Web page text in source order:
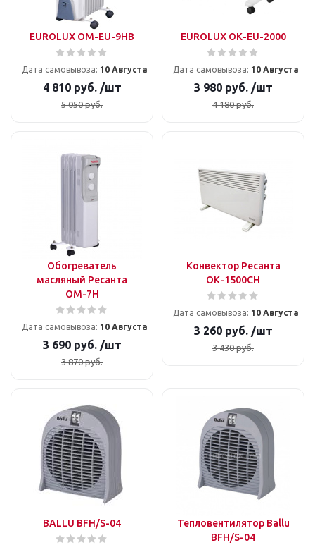
EUROLUX ОМ-EU-9НВ
Дата самовывоза: 10 Августа
4 810руб. /шт
5 050руб.
EUROLUX ОК-EU-2000
Дата самовывоза: 10 Августа
3 980руб. /шт
4 180руб.
Обогреватель
масляный Ресанта
ОМ-7Н
Дата самовывоза: 10 Августа
3 690руб. /шт
3 870руб.
Конвектор Ресанта
ОК-1500СН
Дата самовывоза: 10 Августа
3 260руб. /шт
3 430руб.
BALLU BFH/S-04
Тепловентилятор Ballu
BFH/S-04